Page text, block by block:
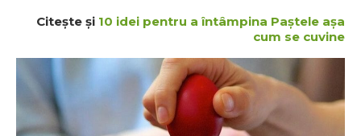
Citeşte şi 10 idei pentru a întâmpina Paştele aşa
cum se cuvine